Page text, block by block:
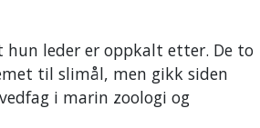
hun leder er oppkalt etter. De to
til slimål, men gikk siden
i marin zoologi og